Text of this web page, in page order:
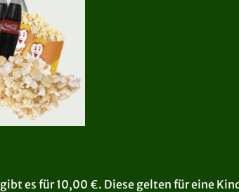
gibt es für 10,00 €. Diese gelten für eine